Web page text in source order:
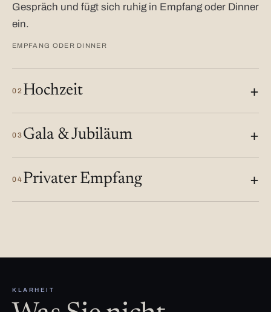
Gespräch und fügt sich ruhig in Empfang oder Dinner
ein.
EMPFANG ODER DINNER
02 Hochzeit
03 Gala & Jubiläum
04 Privater Empfang
KLARHEIT